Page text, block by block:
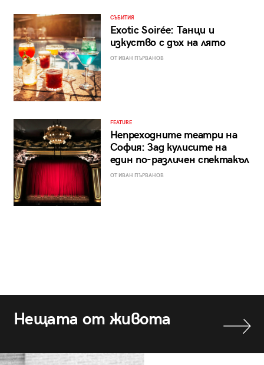
СЪБИТИЯ
Exotic Soirée: Танци и
изкуство с дъх на лято
ОТ ИВАН ПЪРВАНОВ
FEATURE
Непреходните театри на
София: Зад кулисите на
един по-различен спектакъл
ОТ ИВАН ПЪРВАНОВ
Нещата от живота